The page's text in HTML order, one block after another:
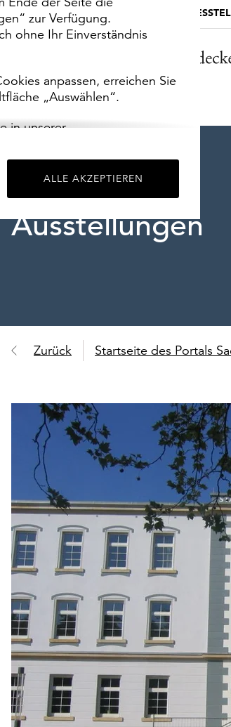
zur Verfügung.
ohne Ihr Einverständnis
anpassen, erreichen Sie
„Auswählen“.
in unserer
ALLE AKZEPTIEREN
MUSEUMSPORTAL DIE
Ausstellungen
Zurück Startseite des Portals